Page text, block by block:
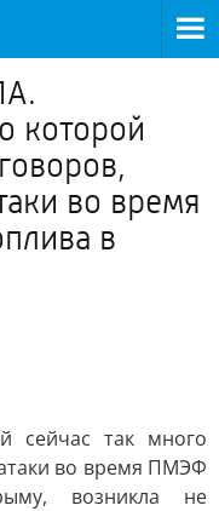
которой
во время
в
сейчас так много
во время ПМЭФ
возникла не